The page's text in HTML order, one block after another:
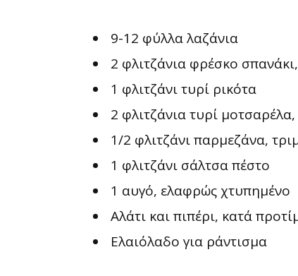
9-12 φύλλα λαζάνια
2 φλιτζάνια φρέσκο
1 φλιτζάνι τυρί ρικότα
2 φλιτζάνια τυρί
1/2 φλιτζάνι παρμεζάνα,
1 φλιτζάνι σάλτσα πέστο
1 αυγό, ελαφρώς χτυπημένο
Αλάτι και πιπέρι, κατά
Ελαιόλαδο για ράντισμα